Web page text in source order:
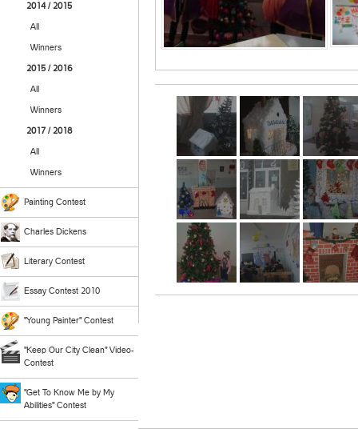
2014 / 2015
All
Winners
2015 / 2016
All
Winners
2017 / 2018
All
Winners
Painting Contest
Charles Dickens
Literary Contest
Essay Contest 2010
"Young Painter" Contest
"Keep Our City Clean" Video-
Contest
"Get To Know Me by My
Abilities" Contest